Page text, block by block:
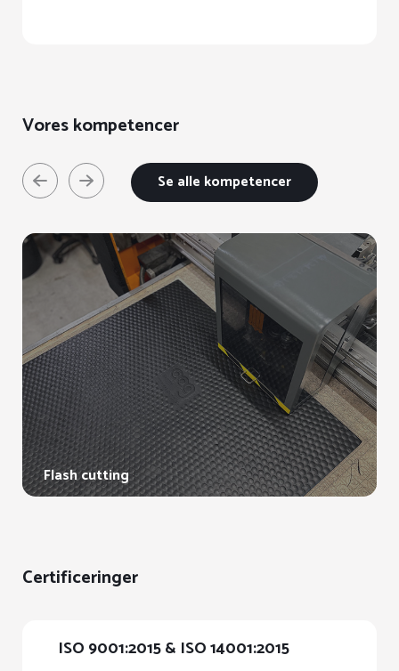
Vores kompetencer
Se alle kompetencer
Flash cutting
Certificeringer
ISO 9001:2015 & ISO 14001:2015